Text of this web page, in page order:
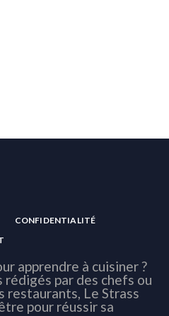
CONFIDENTIALITÉ
apprendre à cuisiner ?
par des chefs ou
restaurants, Le Strass
pour réussir sa